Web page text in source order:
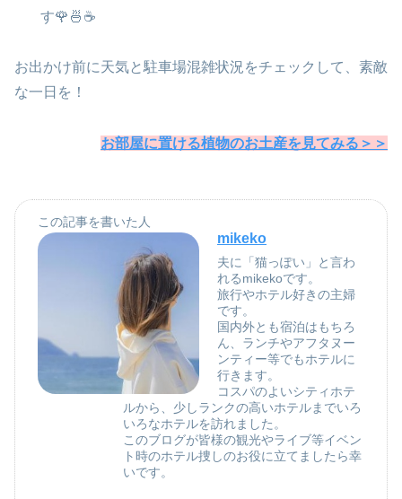
す🌹🍜☕
お出かけ前に天気と駐車場混雑状況をチェックして、素敵
な一日を！
お部屋に置ける植物のお土産を見てみる＞＞
この記事を書いた人
mikeko
夫に「猫っぽい」と言わ
れるmikekoです。
旅行やホテル好きの主婦
です。
国内外とも宿泊はもちろ
ん、ランチやアフタヌー
ンティー等でもホテルに
行きます。
コスパのよいシティホテ
ルから、少しランクの高いホテルまでいろ
いろなホテルを訪れました。
このブログが皆様の観光やライブ等イベン
ト時のホテル捜しのお役に立てましたら幸
いです。